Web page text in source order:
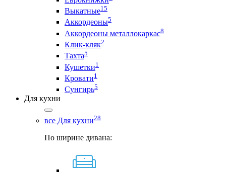
Выкатные15
Аккордеоны5
Аккордеоны металлокаркас8
Клик-кляк2
Тахта5
Кушетки1
Кровати1
Сунгирь5
Для кухни
все Для кухни28
По ширине дивана: